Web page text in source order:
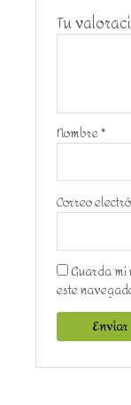
Tu
Nombre*
Correo
Guarda mi
este